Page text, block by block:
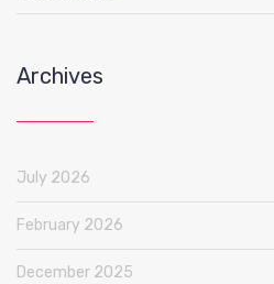
Archives
July 2026
February 2026
December 2025